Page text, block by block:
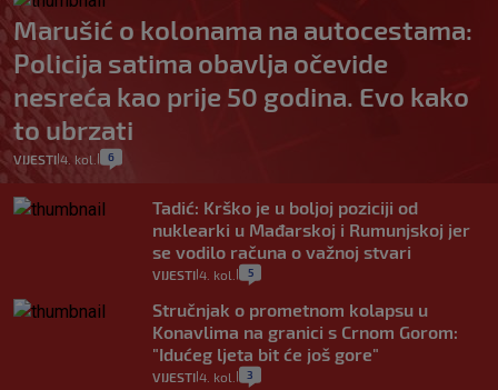
Marušić o kolonama na autocestama:
Policija satima obavlja očevide
nesreća kao prije 50 godina. Evo kako
to ubrzati
VIJESTI 4. kol. 6
Tadić: Krško je u boljoj poziciji od
nuklearki u Mađarskoj i Rumunjskoj jer
se vodilo računa o važnoj stvari
VIJESTI 4. kol. 5
Stručnjak o prometnom kolapsu u
Konavlima na granici s Crnom Gorom:
"Idućeg ljeta bit će još gore"
VIJESTI 4. kol. 3